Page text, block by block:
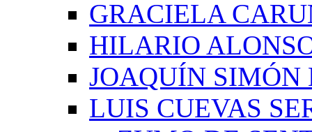
GRACIELA
HILARIO
JOAQUÍN SIMÓN
LUIS CUEVAS